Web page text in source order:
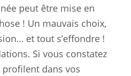
peut être mise en
! Un mauvais choix,
et tout s’effondre !
Si vous constatez
dans vos